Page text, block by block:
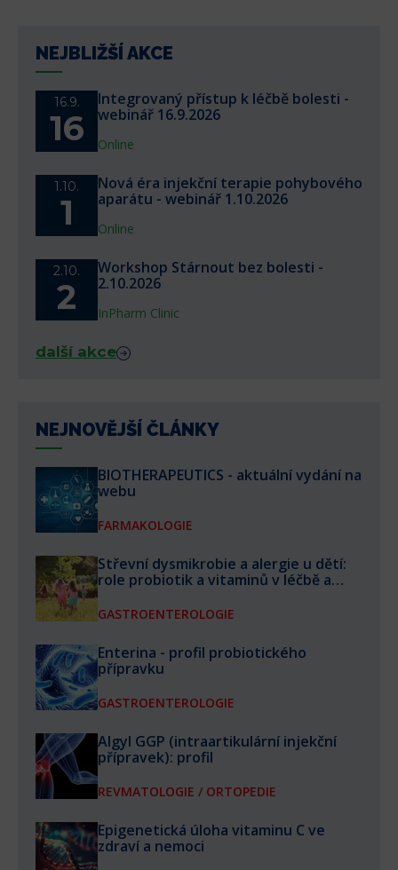
NEJBLIŽŠÍ AKCE
16.9.
16
Integrovaný přístup k léčbě bolesti -
webinář 16.9.2026
Online
1.10.
1
Nová éra injekční terapie pohybového
aparátu - webinář 1.10.2026
Online
2.10.
2
Workshop Stárnout bez bolesti -
2.10.2026
InPharm Clinic
další akce
NEJNOVĚJŠÍ ČLÁNKY
BIOTHERAPEUTICS - aktuální vydání na
webu
FARMAKOLOGIE
Střevní dysmikrobie a alergie u dětí:
role probiotik a vitaminů v léčbě a
GASTROENTEROLOGIE
Enterina - profil probiotického
přípravku
GASTROENTEROLOGIE
Algyl GGP (intraartikulární injekční
přípravek): profil
REVMATOLOGIE / ORTOPEDIE
Epigenetická úloha vitaminu C ve
zdraví a nemoci